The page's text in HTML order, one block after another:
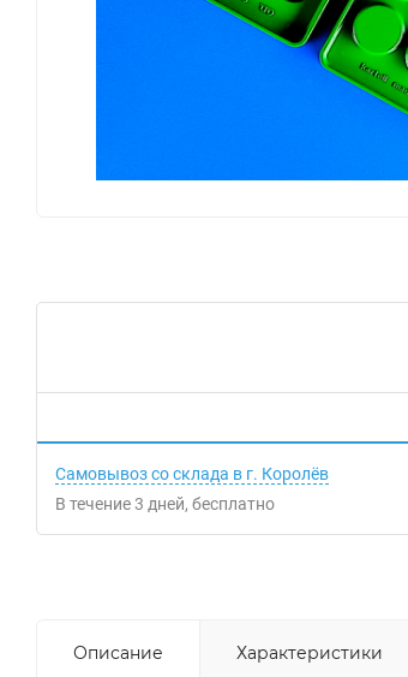
Самовывоз со склада в г. Королёв
В течение3 дней Бесплатно
Описание Характеристики